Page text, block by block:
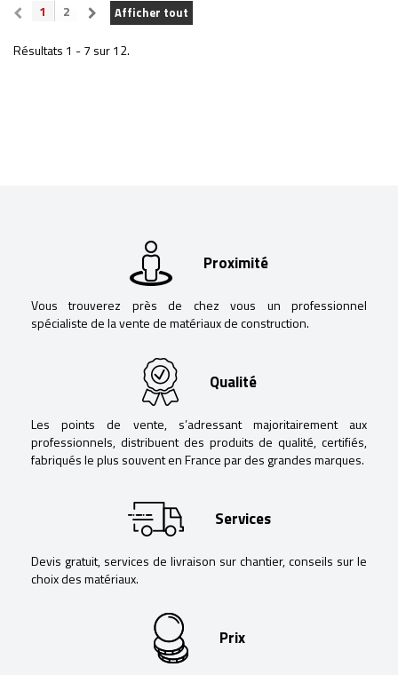
Afficher tout
1 2
Résultats 1 - 7 sur 12.
Proximité
Vous trouverez près de chez vous un professionnel
spécialiste de la vente de matériaux de construction.
Qualité
Les points de vente, s’adressant majoritairement aux
professionnels, distribuent des produits de qualité, certifiés,
fabriqués le plus souvent en France par des grandes marques.
Services
Devis gratuit, services de livraison sur chantier, conseils sur le
choix des matériaux.
Prix